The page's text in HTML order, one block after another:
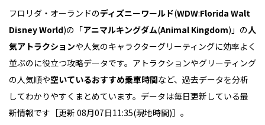
フロリダ・オーランドのディズニーワールド(WDW:Florida Walt
Disney World)の「アニマルキングダム(Animal Kingdom)」の人
気アトラクションや人気のキャラクターグリーティングに効率よく
並ぶのに役立つ攻略データです。アトラクションやグリーティング
の人気順や空いているおすすめ乗車時間など、過去データを分析
してわかりやすくまとめています。データは毎日更新している最
新情報です［更新 08月07日11:35(現地時間)］。